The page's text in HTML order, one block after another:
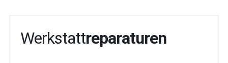
Werkstattreparaturen